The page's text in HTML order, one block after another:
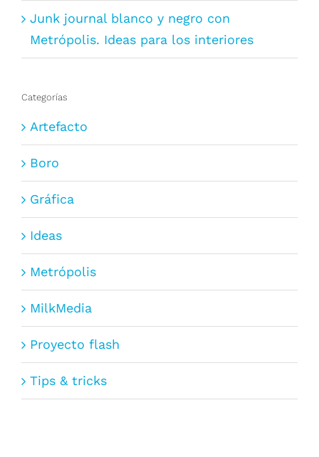
Junk journal blanco y negro con
Metrópolis. Ideas para los interiores
Categorías
Artefacto
Boro
Gráfica
Ideas
Metrópolis
MilkMedia
Proyecto flash
Tips & tricks